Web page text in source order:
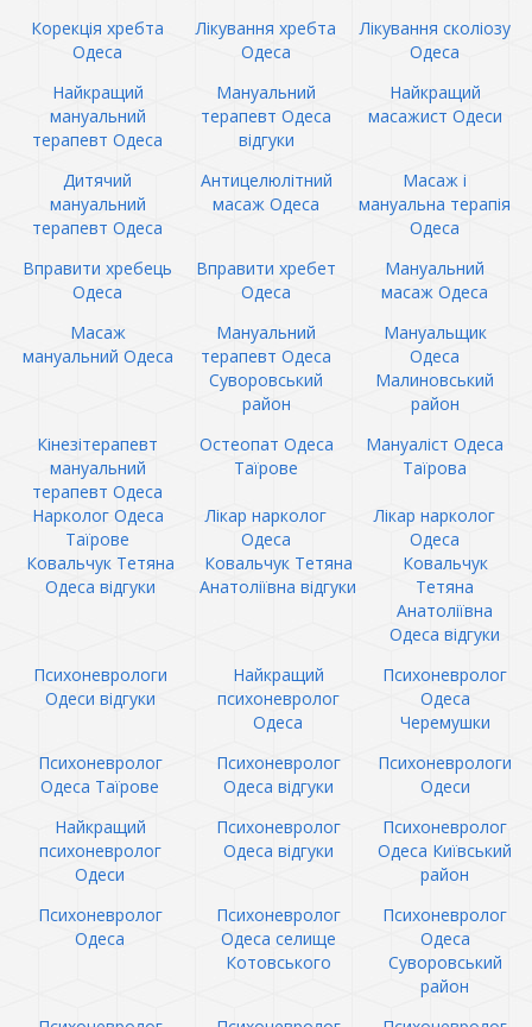
Корекція хребта
Одеса
Лікування хребта
Одеса
Лікування сколіозу
Одеса
Найкращий
мануальний
терапевт Одеса
Мануальний
терапевт Одеса
відгуки
Найкращий
масажист Одеси
Дитячий
мануальний
терапевт Одеса
Антицелюлітний
масаж Одеса
Масаж і
мануальна терапія
Одеса
Вправити хребець
Одеса
Вправити хребет
Одеса
Мануальний
масаж Одеса
Масаж
мануальний Одеса
Мануальний
терапевт Одеса
Суворовський
район
Мануальщик
Одеса
Малиновський
район
Кінезітерапевт
мануальний
терапевт Одеса
Остеопат Одеса
Таїрове
Мануаліст Одеса
Таїрова
Нарколог Одеса
Таїрове
Лікар нарколог
Одеса
Лікар нарколог
Одеса
Ковальчук Тетяна
Одеса відгуки
Ковальчук Тетяна
Анатоліївна відгуки
Ковальчук
Тетяна
Анатоліївна
Одеса відгуки
Психоневрологи
Одеси відгуки
Найкращий
психоневролог
Одеса
Психоневролог
Одеса
Черемушки
Психоневролог
Одеса Таїрове
Психоневролог
Одеса відгуки
Психоневрологи
Одеси
Найкращий
психоневролог
Одеси
Психоневролог
Одеса відгуки
Психоневролог
Одеса Київський
район
Психоневролог
Одеса
Психоневролог
Одеса селище
Котовського
Психоневролог
Одеса
Суворовський
район